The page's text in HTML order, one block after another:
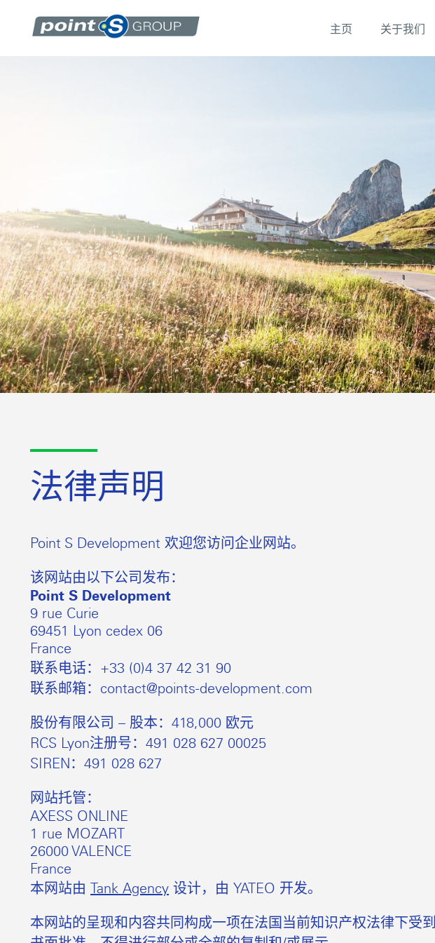
主页 关于我们
法律声明
Point S Development 欢迎您访问企业网站。
该网站由以下公司发布：
Point S Development
9 rue Curie
69451 Lyon cedex 06
France
联系电话：+33 (0)4 37 42 31 90
联系邮箱：contact@points-development.com
股份有限公司 – 股本：418,000 欧元
RCS Lyon注册号：491 028 627 00025
SIREN：491 028 627
网站托管：
AXESS ONLINE
1 rue MOZART
26000 VALENCE
France
本网站由 Tank Agency 设计，由 YATEO 开发。
本网站的呈现和内容共同构成一项在法国当前知识产权法律下受